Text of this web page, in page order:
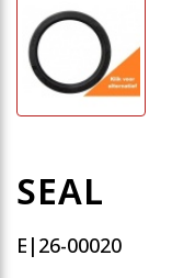
SEAL
E|26-00020